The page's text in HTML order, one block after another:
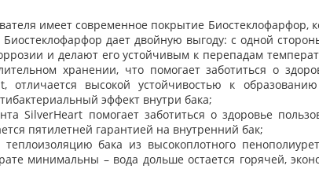
имеет современное покрытие Биостеклофарфор,
дает двойную выгоду: с одной
и делают его устойчивым к перепадам
хранении, что помогает заботиться о
, отличается высокой устойчивостью к
эффект внутри бака;
SilverHeart помогает заботиться о здоровье
пятилетней гарантией на внутренний бак;
бака из высокоплотного
минимальны – вода дольше остается горячей,